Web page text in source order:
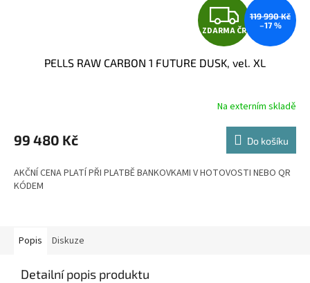
Z
D
A
R
M
A
ZDARMA ČR
119 990 Kč
–17 %
PELLS RAW CARBON 1 FUTURE DUSK, vel. XL
Na externím skladě
99 480 Kč Do košíku
AKČNÍ CENA PLATÍ PŘI PLATBĚ BANKOVKAMI V HOTOVOSTI NEBO QR
KÓDEM
Popis Diskuze
Detailní popis produktu